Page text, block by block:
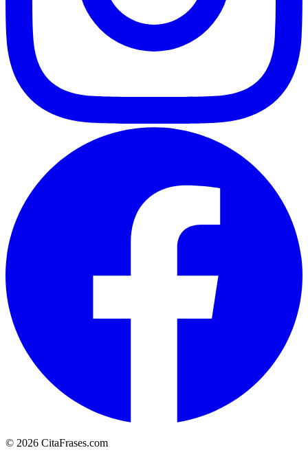
© 2026 CitaFrases.com